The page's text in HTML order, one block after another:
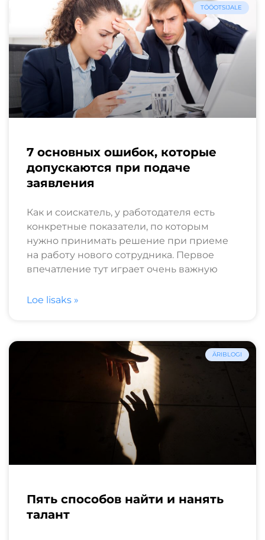
TÖÖOTSIJALE
7 основных ошибок, которые
допускаются при подаче
заявления
Как и соискатель, у работодателя есть
конкретные показатели, по которым
нужно принимать решение при приеме
на работу нового сотрудника. Первое
впечатление тут играет очень важную
Loe lisaks »
ÄRIBLOGI
Пять способов найти и нанять
талант